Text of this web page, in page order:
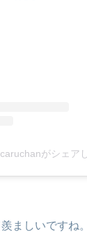
がシェア
ましいですね。